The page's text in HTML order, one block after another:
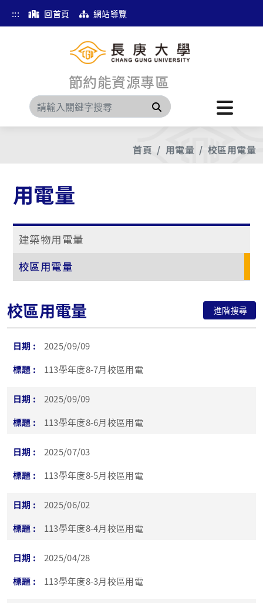
::: 回首頁 網站導覽
節約能資源專區
搜尋
首頁 用電量 校區用電量
用電量
建築物用電量
校區用電量
校區用電量 進階搜尋
2025/09/09
113學年度8-7月校區用電
2025/09/09
113學年度8-6月校區用電
2025/07/03
113學年度8-5月校區用電
2025/06/02
113學年度8-4月校區用電
2025/04/28
113學年度8-3月校區用電